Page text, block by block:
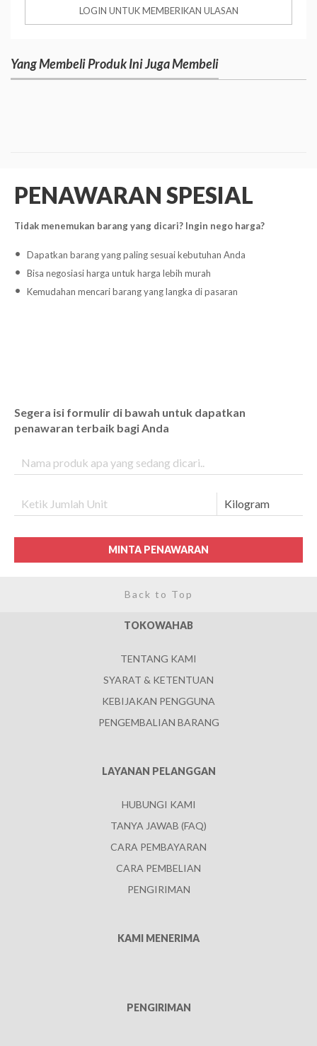
LOGIN UNTUK MEMBERIKAN ULASAN
Yang Membeli Produk Ini Juga Membeli
PENAWARAN SPESIAL
Tidak menemukan barang yang dicari? Ingin nego harga?
Dapatkan barang yang paling sesuai kebutuhan Anda
Bisa negosiasi harga untuk harga lebih murah
Kemudahan mencari barang yang langka di pasaran
Segera isi formulir di bawah untuk dapatkan
penawaran terbaik bagi Anda
MINTA PENAWARAN
Back to Top
TOKOWAHAB
TENTANG KAMI
SYARAT & KETENTUAN
KEBIJAKAN PENGGUNA
PENGEMBALIAN BARANG
LAYANAN PELANGGAN
HUBUNGI KAMI
TANYA JAWAB (FAQ)
CARA PEMBAYARAN
CARA PEMBELIAN
PENGIRIMAN
KAMI MENERIMA
PENGIRIMAN